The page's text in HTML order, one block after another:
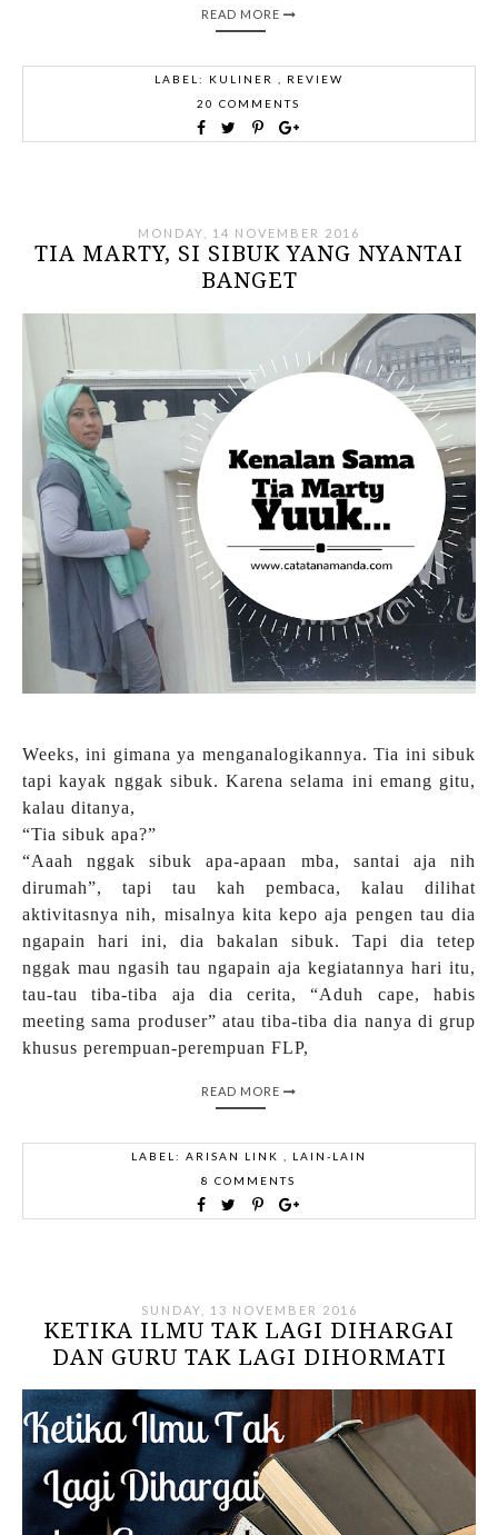
READ MORE
LABEL: KULINER
REVIEW
20 COMMENTS
MONDAY, 14 NOVEMBER 2016
TIA MARTY, SI SIBUK YANG NYANTAI
BANGET
Weeks, ini gimana ya menganalogikannya. Tia ini sibuk
tapi kayak nggak sibuk. Karena selama ini emang gitu,
kalau ditanya,
“Tia sibuk apa?”
“Aaah nggak sibuk apa-apaan mba, santai aja nih
dirumah”, tapi tau kah pembaca, kalau dilihat
aktivitasnya nih, misalnya kita kepo aja pengen tau dia
ngapain hari ini, dia bakalan sibuk. Tapi dia tetep
nggak mau ngasih tau ngapain aja kegiatannya hari itu,
tau-tau tiba-tiba aja dia cerita, “Aduh cape, habis
meeting sama produser” atau tiba-tiba dia nanya di grup
khusus perempuan-perempuan FLP,
READ MORE
LABEL: ARISAN LINK
LAIN-LAIN
8 COMMENTS
SUNDAY, 13 NOVEMBER 2016
KETIKA ILMU TAK LAGI DIHARGAI
DAN GURU TAK LAGI DIHORMATI